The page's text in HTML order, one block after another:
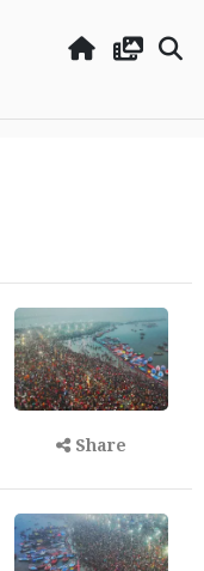
Share